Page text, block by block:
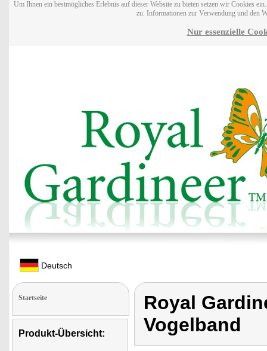
Um Ihnen ein bestmögliches Erlebnis auf dieser Website zu bieten setzen wir Cookies
zu. Informationen zur Verwendung und den
Nur essenzielle
Deutsch
Startseite
Produkt-Übersicht:
Royal
Vogelband